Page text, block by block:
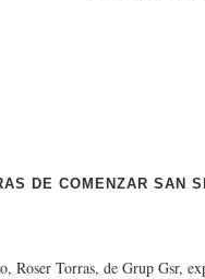
DE COMENZAR SAN
Roser Torras, de Grup Gsr,